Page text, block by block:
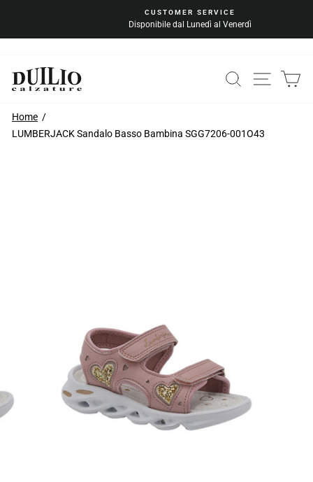
contenuto
Metti
CUSTOMER SERVICE
Disponibile dal Lunedì al Venerdì
CERCA
Home
LUMBERJACK Sandalo Basso Bambina SGG7206-001O43